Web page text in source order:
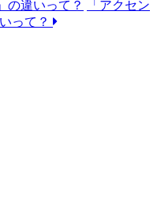
の違いって？
「アクセン
って？